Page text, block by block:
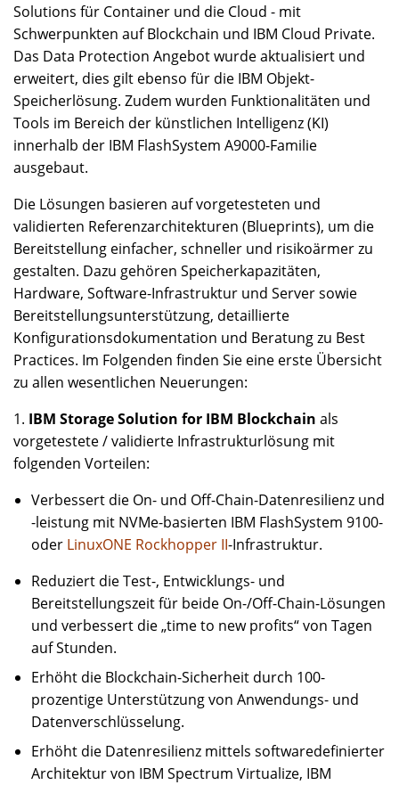
Solutions für Container und die Cloud - mit
Schwerpunkten auf Blockchain und IBM Cloud Private.
Das Data Protection Angebot wurde aktualisiert und
erweitert, dies gilt ebenso für die IBM Objekt-
Speicherlösung. Zudem wurden Funktionalitäten und
Tools im Bereich der künstlichen Intelligenz (KI)
innerhalb der IBM FlashSystem A9000-Familie
ausgebaut.
Die Lösungen basieren auf vorgetesteten und
validierten Referenzarchitekturen (Blueprints), um die
Bereitstellung einfacher, schneller und risikoärmer zu
gestalten. Dazu gehören Speicherkapazitäten,
Hardware, Software-Infrastruktur und Server sowie
Bereitstellungsunterstützung, detaillierte
Konfigurationsdokumentation und Beratung zu Best
Practices. Im Folgenden finden Sie eine erste Übersicht
zu allen wesentlichen Neuerungen:
1. IBM Storage Solution for IBM Blockchain als
vorgetestete / validierte Infrastrukturlösung mit
folgenden Vorteilen:
Verbessert die On- und Off-Chain-Datenresilienz und
-leistung mit NVMe-basierten IBM FlashSystem 9100-
oder LinuxONE Rockhopper II-Infrastruktur.
Reduziert die Test-, Entwicklungs- und
Bereitstellungszeit für beide On-/Off-Chain-Lösungen
und verbessert die „time to new profits“ von Tagen
auf Stunden.
Erhöht die Blockchain-Sicherheit durch 100-
prozentige Unterstützung von Anwendungs- und
Datenverschlüsselung.
Erhöht die Datenresilienz mittels softwaredefinierter
Architektur von IBM Spectrum Virtualize, IBM